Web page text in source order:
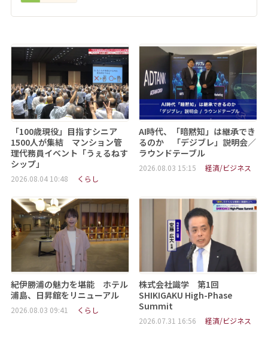
「100歳現役」目指すシニア
1500人が集結 マンション管
理代務員イベント「うぇるねす
シップ」
2026.08.04 10:48 くらし
AI時代、「暗黙知」は継承でき
るのか 「デジブレ」説明会／
ラウンドテーブル
2026.08.03 15:15 経済/ビジネス
紀伊勝浦の魅力を堪能 ホテル
浦島、日昇館をリニューアル
2026.08.03 09:41 くらし
株式会社識学 第1回
SHIKIGAKU High-Phase
Summit
2026.07.31 16:56 経済/ビジネス